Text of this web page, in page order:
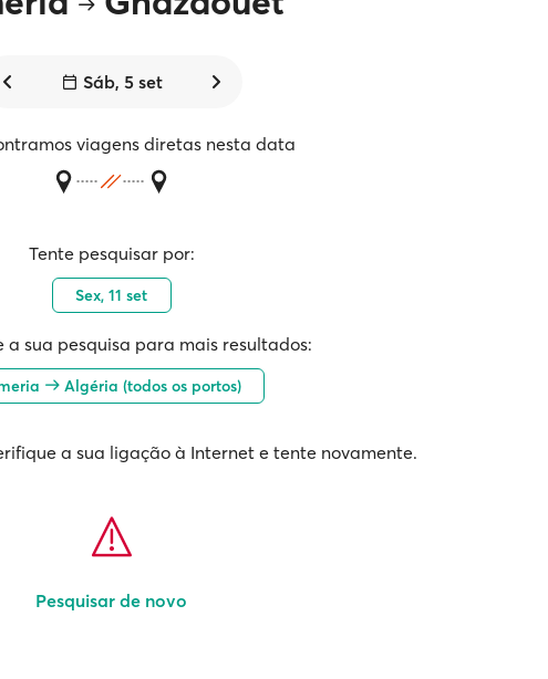
Sáb, 5 set
viagens diretas nesta data
Tente pesquisar por:
Sex, 11 set
a sua pesquisa para mais resultados:
Algéria (todos os portos)
a sua ligação à Internet e tente novamente.
Pesquisar de novo